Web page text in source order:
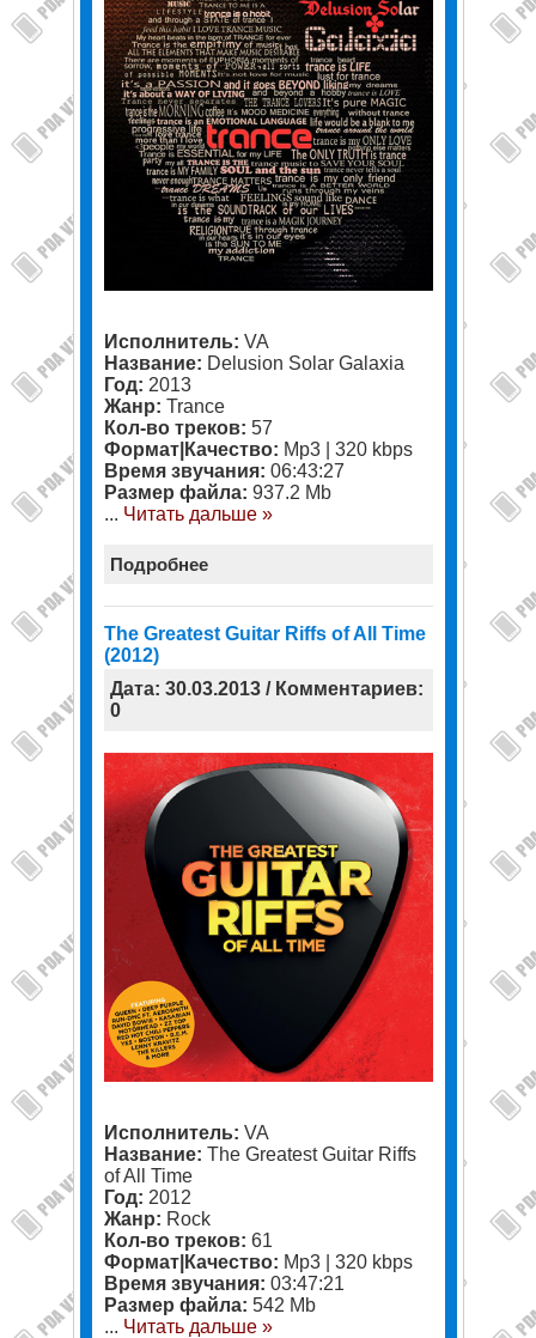
Исполнитель: VA
Название: Delusion Solar Galaxia
Год: 2013
Жанр: Trance
Кол-во треков: 57
Формат|Качество: Mp3 | 320 kbps
Время звучания: 06:43:27
Размер файла: 937.2 Mb
... Читать дальше »
Подробнее
The Greatest Guitar Riffs of All Time
(2012)
Дата: 30.03.2013 / Комментариев:
0
Исполнитель: VA
Название: The Greatest Guitar Riffs
of All Time
Год: 2012
Жанр: Rock
Кол-во треков: 61
Формат|Качество: Mp3 | 320 kbps
Время звучания: 03:47:21
Размер файла: 542 Mb
... Читать дальше »